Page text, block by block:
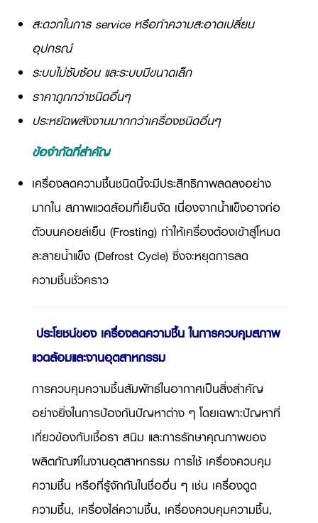
สะดวกในการ service หรือทำความสะอาดเปลี่ยน
อุปกรณ์
ระบบไม่ซับซ้อน และระบบมีขนาดเล็ก
ราคาถูกกว่าชนิดอื่นๆ
ประหยัดพลังงานมากกว่าเครื่องชนิดอื่นๆ
ข้อจำกัดที่สำคัญ
เครื่องลดความชื้นชนิดนี้จะมีประสิทธิภาพลดลงอย่าง
มากใน สภาพแวดล้อมที่เย็นจัด เนื่องจากน้ำแข็งอาจก่อ
ตัวบนคอยล์เย็น (Frosting) ทำให้เครื่องต้องเข้าสู่โหมด
ละลายน้ำแข็ง (Defrost Cycle) ซึ่งจะหยุดการลด
ความชื้นชั่วคราว
ประโยชน์ของ เครื่องลดความชื้น ในการควบคุมสภาพ
แวดล้อมและงานอุตสาหกรรม
การควบคุมความชื้นสัมพัทธ์ในอากาศเป็นสิ่งสำคัญ
อย่างยิ่งในการป้องกันปัญหาต่าง ๆ โดยเฉพาะปัญหาที่
เกี่ยวข้องกับเชื้อรา สนิม และการรักษาคุณภาพของ
ผลิตภัณฑ์ในงานอุตสาหกรรม การใช้ เครื่องควบคุม
ความชื้น หรือที่รู้จักกันในชื่ออื่น ๆ เช่น เครื่องดูด
ความชื้น, เครื่องไล่ความชื้น, เครื่องควบคุมความชื้น,